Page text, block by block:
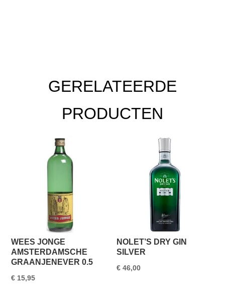
GERELATEERDE
PRODUCTEN
WEES JONGE
AMSTERDAMSCHE
GRAANJENEVER 0.5
€ 15,95
NOLET’S DRY GIN
SILVER
€ 46,00